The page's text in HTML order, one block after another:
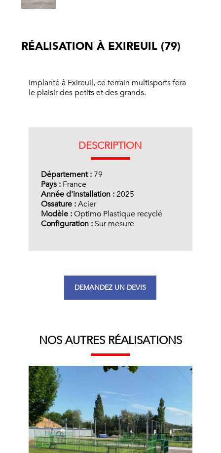
RÉALISATION À EXIREUIL (79)
Implanté à Exireuil, ce terrain multisports fera
le plaisir des petits et des grands.
DESCRIPTION
Département :79
Pays : France
Année d'installation :2025
Ossature :Acier
Modèle :Optimo Plastique recyclé
Configuration : Sur mesure
DEMANDEZ UN DEVIS
NOS AUTRES RÉALISATIONS